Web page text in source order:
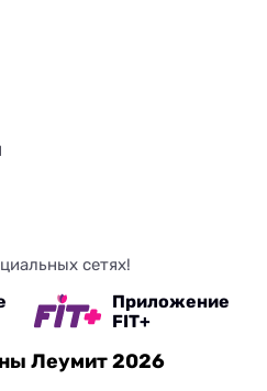
сетях!
Приложение
FIT+
Леумит 2026